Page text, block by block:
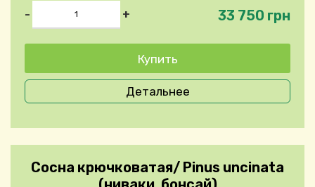
-
+ 33 750 грн
Детальнее
Сосна крючковатая/ Pinus uncinata